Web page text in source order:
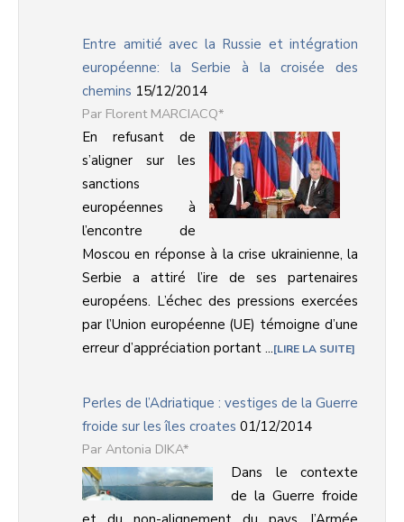
Entre amitié avec la Russie et intégration
européenne: la Serbie à la croisée des
chemins 15/12/2014
Florent MARCIACQ*
En refusant de
s’aligner sur les
sanctions
européennes à
l’encontre de
Moscou en réponse à la crise ukrainienne, la
Serbie a attiré l’ire de ses partenaires
européens. L’échec des pressions exercées
par l’Union européenne (UE) témoigne d’une
erreur d’appréciation portant ... LIRE LA SUITE
Perles de l’Adriatique : vestiges de la Guerre
froide sur les îles croates 01/12/2014
Antonia DIKA*
Dans le contexte
de la Guerre froide